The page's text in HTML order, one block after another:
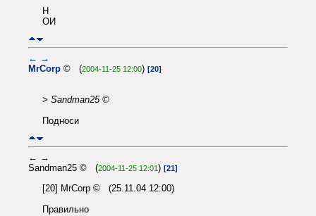
Н
ОИ
← →
MrCorp © (2004-11-25 12:00) [20]
> Sandman25 ©
Подноси
← →
Sandman25 © (2004-11-25 12:01) [21]
[20] MrCorp © (25.11.04 12:00)
Правильно